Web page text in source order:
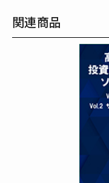
関連商品